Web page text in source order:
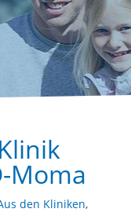
Moma
den Kliniken,